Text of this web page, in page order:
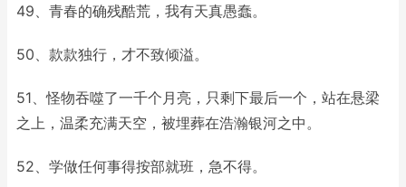
49、青春的确残酷荒，我有天真愚蠢。
50、款款独行，才不致倾溢。
51、怪物吞噬了一千个月亮，只剩下最后一个，站在悬梁
之上，温柔充满天空，被埋葬在浩瀚银河之中。
52、学做任何事得按部就班，急不得。